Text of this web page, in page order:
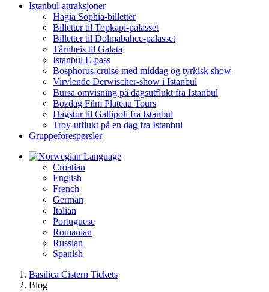
Istanbul-attraksjoner
Hagia Sophia-billetter
Billetter til Topkapi-palasset
Billetter til Dolmabahce-palasset
Tårnheis til Galata
Istanbul E-pass
Bosphorus-cruise med middag og tyrkisk show
Virvlende Derwischer-show i Istanbul
Bursa omvisning på dagsutflukt fra Istanbul
Bozdag Film Plateau Tours
Dagstur til Gallipoli fra Istanbul
Troy-utflukt på en dag fra Istanbul
Gruppeforespørsler
Language
Croatian
English
French
German
Italian
Portuguese
Romanian
Russian
Spanish
Basilica Cistern Tickets
Blog